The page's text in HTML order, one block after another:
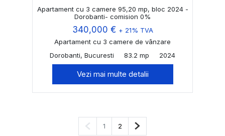
Apartament cu 3 camere 95,20 mp, bloc 2024 -
Dorobanti- comision 0%
340,000 € + 21% TVA
Apartament cu 3 camere de vânzare
Dorobanti, Bucuresti
83.2 mp 2024
Vezi mai multe detalii
Pagina anterioară
1 2 Pagina următoare